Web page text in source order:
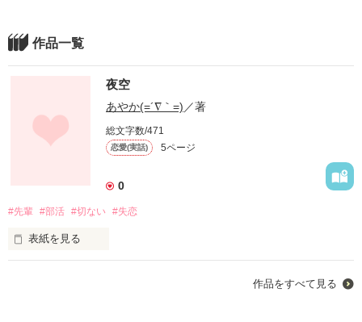
作品一覧
夜空
あやか(=´∇｀=) ／著
総文字数/471
恋愛(実話) 5ページ
0
#先輩 #部活 #切ない #失恋
表紙を見る
作品をすべて見る